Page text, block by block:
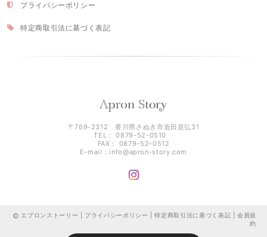
プライバシーポリシー
特定商取引法に基づく表記
〒769-2312 香川県さぬき市造田是弘31
TEL： 0879-52-0510
FAX： 0879-52-0512
E-mail： info@apron-story.com
エプロンストーリー | プライバシーポリシー |特定商取引法に基づく表記 |会員規
約